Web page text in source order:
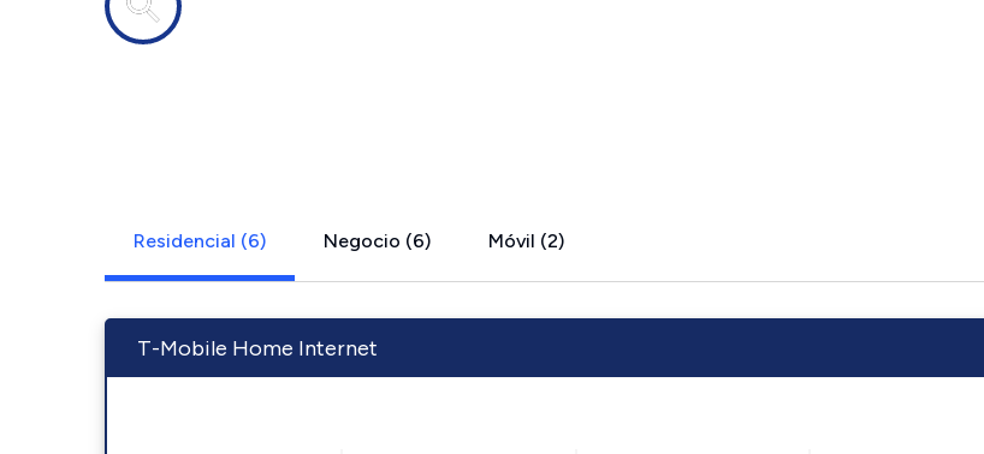
Residencial (6) Negocio (6) Móvil (2)
T-Mobile Home Internet